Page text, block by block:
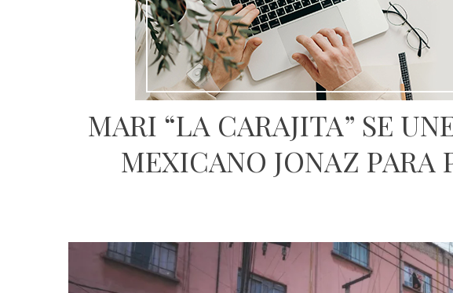
MARI “LA CARAJITA” SE
MEXICANO JONAZ PARA